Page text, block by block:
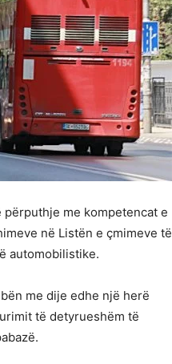
me kompetencat e
në Listën e çmimeve të
automobilistike.
me dije edhe një herë
të detyrueshëm të